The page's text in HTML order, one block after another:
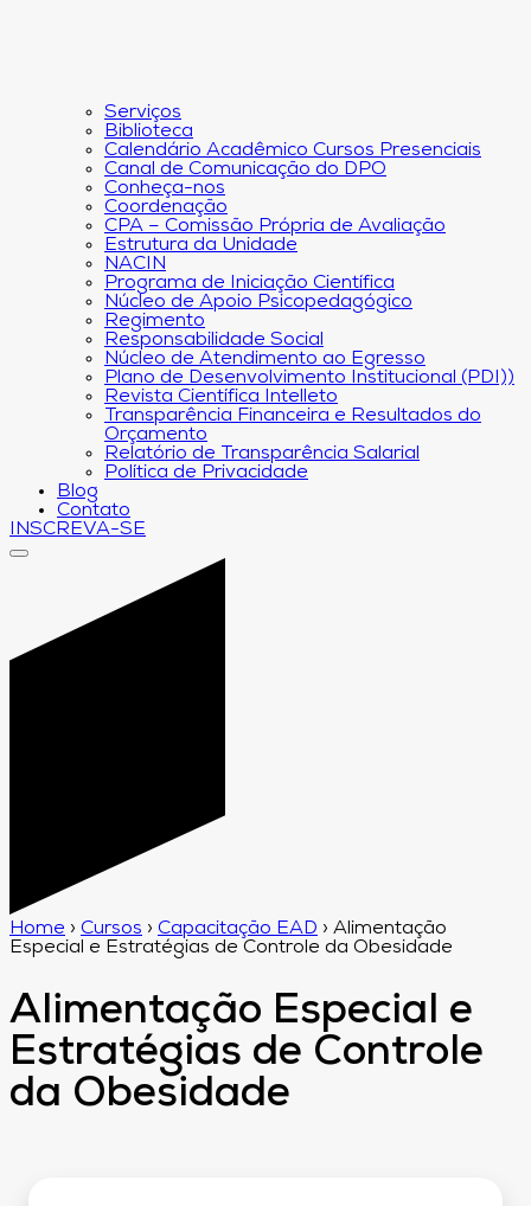
Serviços
Biblioteca
Calendário Acadêmico Cursos Presenciais
Canal de Comunicação do DPO
Conheça-nos
Coordenação
CPA – Comissão Própria de Avaliação
Estrutura da Unidade
NACIN
Programa de Iniciação Científica
Núcleo de Apoio Psicopedagógico
Regimento
Responsabilidade Social
Núcleo de Atendimento ao Egresso
Plano de Desenvolvimento Institucional (PDI))
Revista Científica Intelleto
Transparência Financeira e Resultados do
Orçamento
Relatório de Transparência Salarial
Política de Privacidade
Blog
Contato
INSCREVA-SE
Home › Cursos › Capacitação EAD › Alimentação
Especial e Estratégias de Controle da Obesidade
Alimentação Especial e
Estratégias de Controle
da Obesidade